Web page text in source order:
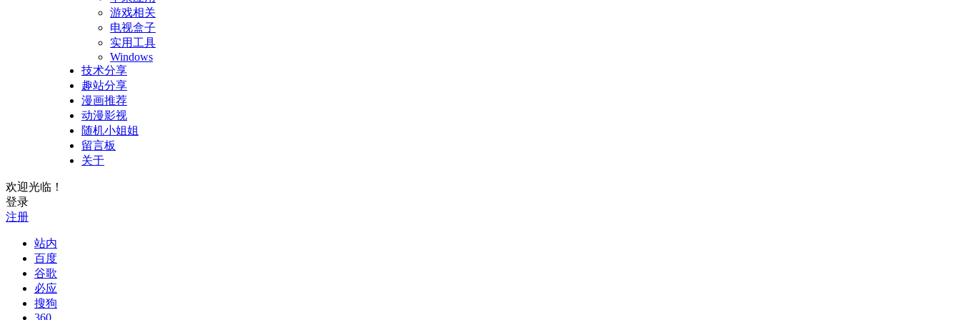
游戏相关
电视盒子
实用工具
Windows
技术分享
趣站分享
漫画推荐
动漫影视
随机小姐姐
留言板
关于
欢迎光临！
登录
注册
站内
百度
谷歌
必应
搜狗
360